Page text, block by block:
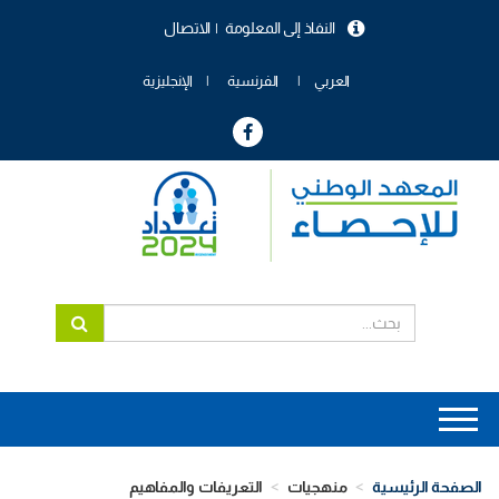
الاتصال النفاذ إلى المعلومة
العربي الفرنسية الإنجليزية
Main
navigation
الصفحة الرئيسية منهجيات
التعريفات والمفاهيم